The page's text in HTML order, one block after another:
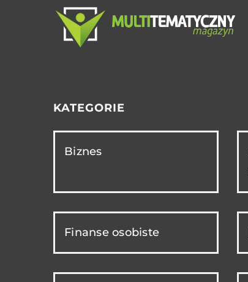
KATEGORIE
Biznes
Finanse osobiste